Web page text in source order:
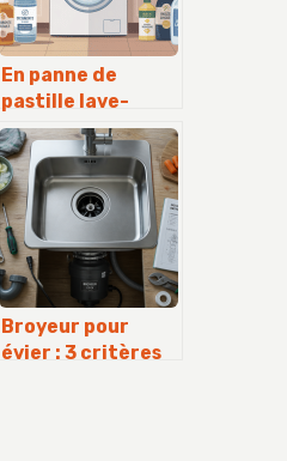
En panne de
pastille lave-
vaisselle : que
faire et quelles
alternatives
efficaces
Broyeur pour
évier : 3 critères